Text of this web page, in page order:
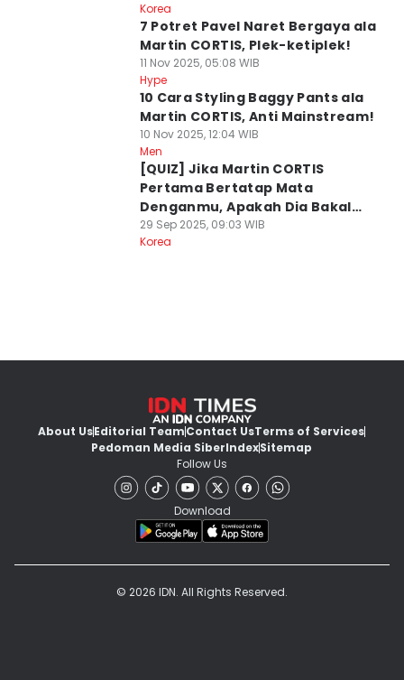
Korea
7 Potret Pavel Naret Bergaya ala
Martin CORTIS, Plek-ketiplek!
11 Nov 2025, 05:08 WIB
Hype
10 Cara Styling Baggy Pants ala
Martin CORTIS, Anti Mainstream!
10 Nov 2025, 12:04 WIB
Men
[QUIZ] Jika Martin CORTIS
Pertama Bertatap Mata
Denganmu, Apakah Dia Bakal
Jatuh Cinta atau Tidak?
29 Sep 2025, 09:03 WIB
Korea
About UsEditorial TeamContact UsTerms of Services
Pedoman Media SiberIndexSitemap
Follow Us
Download
© 2026 IDN. All Rights Reserved.